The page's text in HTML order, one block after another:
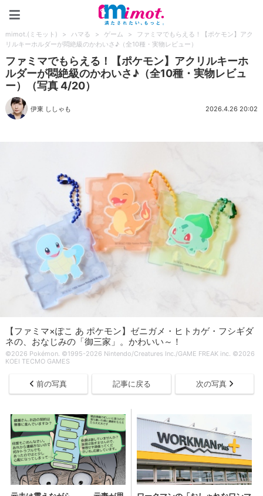
mimot.(ミモット) > ハマる > ゲーム >
ファミマでもらえる！【ポケモン】アク
リルキーホルダーが悶絶級のかわいさ♪（全10種・実物レビュー）
ファミマでもらえる！【ポケモン】アクリルキーホ
ルダーが悶絶級のかわいさ♪（全10種・実物レビュ
ー）（写真 4/20）
伊東 ししゃも 2026.4.26 20:02
【ファミマ×ぽこ あ ポケモン】ゼニガメ・ヒトカゲ・フシギダ
ネの、おなじみの「御三家」。かわいい～！
©2026 Pokémon. ©1995-2026 Nintendo/Creatures Inc./GAME FREAK inc. ©2026
KOEI TECMO GAMES
前の写真 記事に戻る 次の写真